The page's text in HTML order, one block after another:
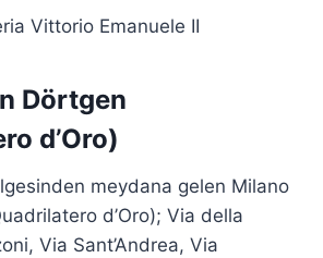
Vittorio Emanuele II
Dörtgen
d’Oro)
meydana gelen Milano
d’Oro); Via della
Via Sant’Andrea, Via